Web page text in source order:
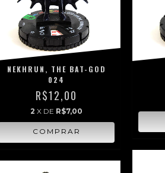
NEKHRUN, THE BAT-GOD
024
R$12,00
2 X DE R$7,00